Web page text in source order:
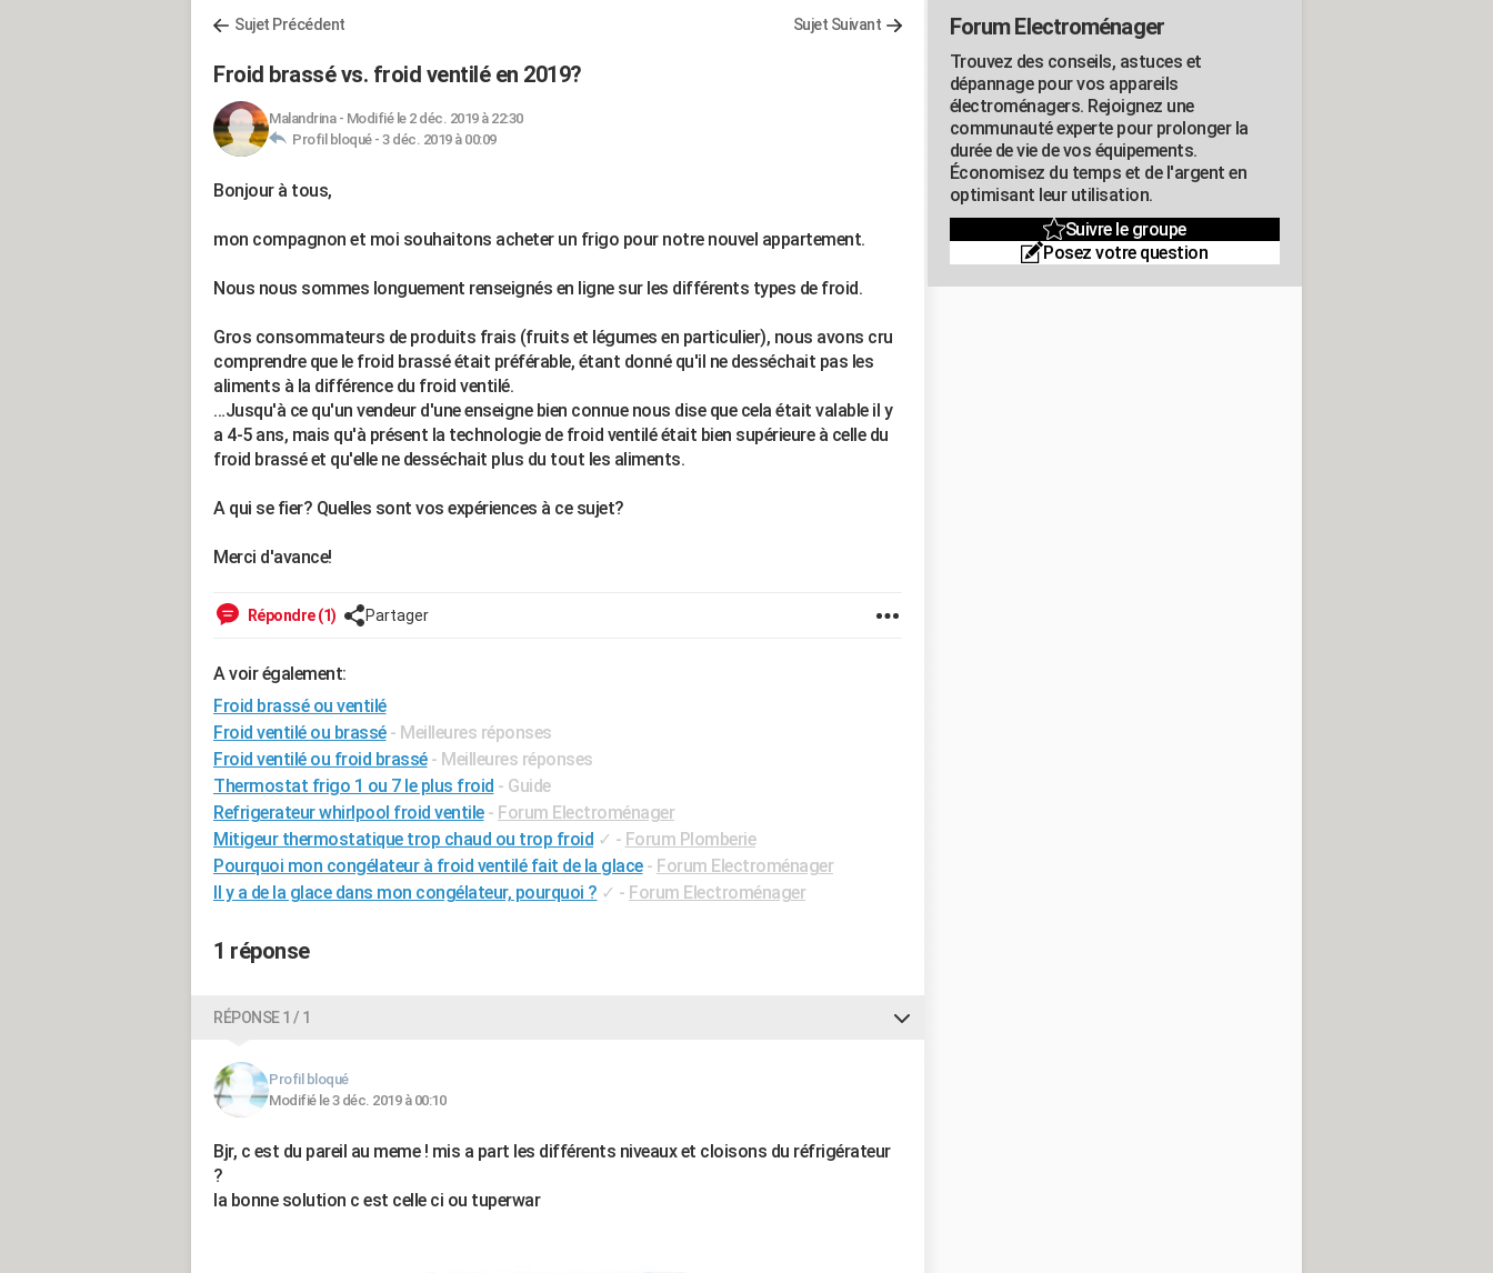
Sujet Précédent Sujet Suivant
Froid brassé vs. froid ventilé en 2019?
Malandrina- Modifié le 2 déc. 2019 à 22:30
Profil bloqué - 3 déc. 2019 à 00:09
Bonjour à tous,
mon compagnon et moi souhaitons acheter un frigo pour notre nouvel appartement.
Nous nous sommes longuement renseignés en ligne sur les différents types de froid.
Gros consommateurs de produits frais (fruits et légumes en particulier), nous avons cru
comprendre que le froid brassé était préférable, étant donné qu'il ne desséchait pas les
aliments à la différence du froid ventilé.
…Jusqu'à ce qu'un vendeur d'une enseigne bien connue nous dise que cela était valable il y
a 4-5 ans, mais qu'à présent la technologie de froid ventilé était bien supérieure à celle du
froid brassé et qu'elle ne desséchait plus du tout les aliments.
A qui se fier? Quelles sont vos expériences à ce sujet?
Merci d'avance!
Répondre (1) Partager
A voir également:
Froid brassé ou ventilé
Froid ventilé ou brassé - Meilleures réponses
Froid ventilé ou froid brassé - Meilleures réponses
Thermostat frigo 1 ou 7 le plus froid - Guide
Refrigerateur whirlpool froid ventile - Forum Electroménager
Mitigeur thermostatique trop chaud ou trop froid ✓ - Forum Plomberie
Pourquoi mon congélateur à froid ventilé fait de la glace - Forum Electroménager
Il y a de la glace dans mon congélateur, pourquoi ? ✓ - Forum Electroménager
1 réponse
RÉPONSE 1 / 1
Profil bloqué
Modifié le 3 déc. 2019 à 00:10
Bjr, c est du pareil au meme ! mis a part les différents niveaux et cloisons du réfrigérateur
?
la bonne solution c est celle ci ou tuperwar
Forum Electroménager
Trouvez des conseils, astuces et
dépannage pour vos appareils
électroménagers. Rejoignez une
communauté experte pour prolonger la
durée de vie de vos équipements.
Économisez du temps et de l'argent en
optimisant leur utilisation.
Suivre le groupe
Posez votre question